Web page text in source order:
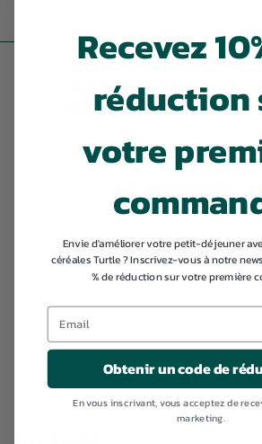
9
9
NOS RÉPONSES À
QUESTIONS
actuellement aucun
section en utilisant la
latérale.
Recevez
réduction
votre
Envie d'améliorer votre petit-déjeuner
céréales Turtle ? Inscrivez-vous à notre
% de réduction sur votre première
Obtenir un code de
En vous inscrivant, vous acceptez de
marketing.